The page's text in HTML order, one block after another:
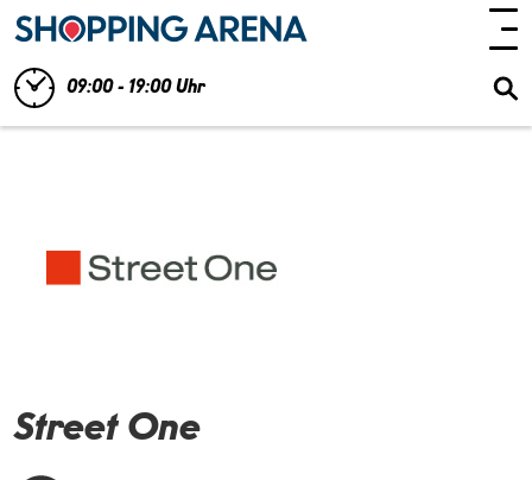
09:00 - 19:00 Uhr
Street One